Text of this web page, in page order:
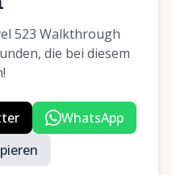
523 Walkthrough
die bei diesem
WhatsApp